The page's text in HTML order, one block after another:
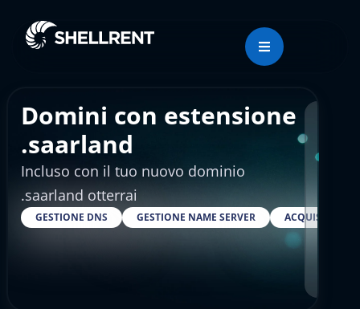
Domini con estensione
.saarland
Incluso con il tuo nuovo dominio
.saarland otterrai
GESTIONE DNS GESTIONE NAME SERVER ACQUISTARE